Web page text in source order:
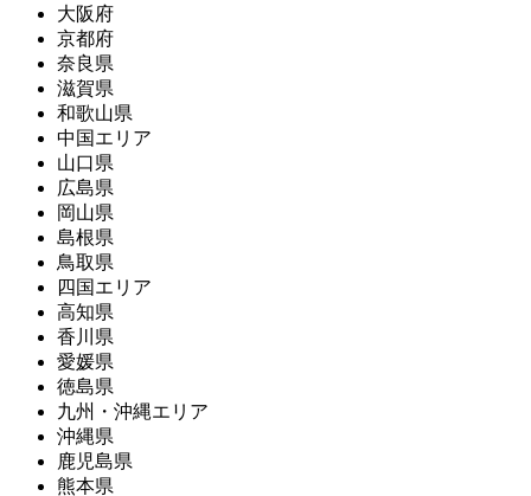
大阪府
京都府
奈良県
滋賀県
和歌山県
中国エリア
山口県
広島県
岡山県
島根県
鳥取県
四国エリア
高知県
香川県
愛媛県
徳島県
九州・沖縄エリア
沖縄県
鹿児島県
熊本県